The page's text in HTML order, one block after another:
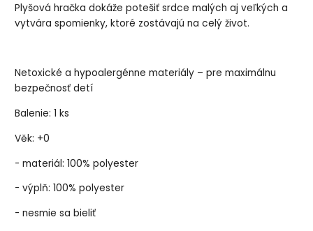
Plyšová hračka dokáže potešiť srdce malých aj veľkých a
vytvára spomienky, ktoré zostávajú na celý život.
Netoxické a hypoalergénne materiály – pre maximálnu
bezpečnosť detí
Balenie: 1 ks
Věk: +0
- materiál: 100% polyester
- výplň: 100% polyester
- nesmie sa bieliť